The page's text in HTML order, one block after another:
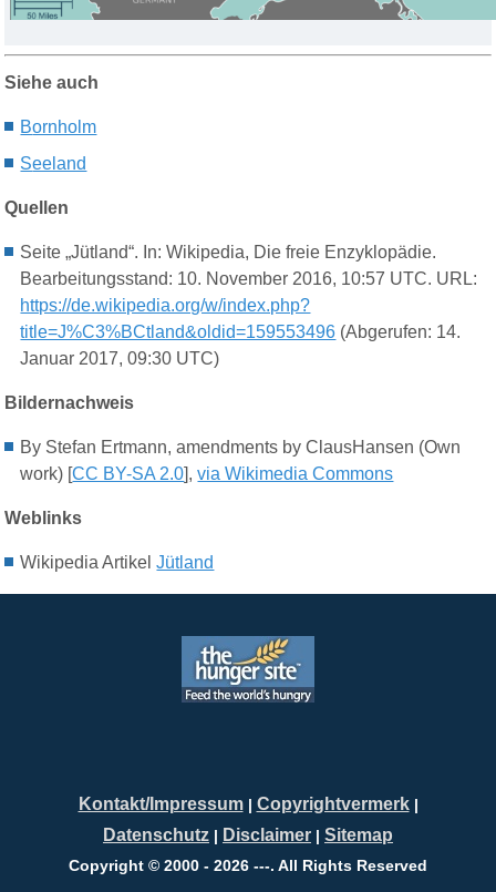
Siehe auch
Bornholm
Seeland
Quellen
Seite „Jütland“. In: Wikipedia, Die freie Enzyklopädie.
Bearbeitungsstand: 10. November 2016, 10:57 UTC. URL:
https://de.wikipedia.org/w/index.php?
title=J%C3%BCtland&oldid=159553496 (Abgerufen: 14.
Januar 2017, 09:30 UTC)
Bildernachweis
By Stefan Ertmann, amendments by ClausHansen (Own
work) [CC BY-SA 2.0],via Wikimedia Commons
Weblinks
Wikipedia ArtikelJütland
Kontakt/Impressum| Copyrightvermerk|
Datenschutz | Disclaimer | Sitemap
Copyright © 2000 - 2026 ---. All Rights Reserved